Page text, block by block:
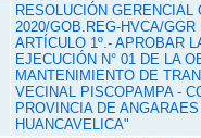
RESOLUCIÓN GERENCIAL
2020/GOB.REG-HVCA/GGR
ARTÍCULO 1º.- APROBAR
EJECUCIÓN N° 01 DE LA
MANTENIMIENTO DE
VECINAL PISCOPAMPA -
PROVINCIA DE
HUANCAVELICA"